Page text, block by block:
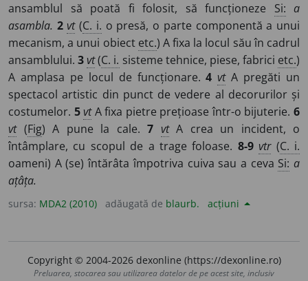
ansamblul să poată fi folosit, să funcționeze Si: a
asambla. 2 vt(C. i. o presă, o parte componentă a unui
mecanism, a unui obiect etc.) A fixa la locul său în cadrul
ansamblului.3vt(C. i. sisteme tehnice, piese, fabrici etc.)
A amplasa pe locul de funcționare.4 vtA pregăti un
spectacol artistic din punct de vedere al decorurilor și
costumelor. 5 vtA fixa pietre prețioase într-o bijuterie.6
vt(Fig) A pune la cale. 7 vtA crea un incident, o
întâmplare, cu scopul de a trage foloase. 8-9 vtr(C. i.
oameni) A (se) întărâta împotriva cuiva sau a ceva Si: a
ațâța.
sursa: MDA2 (2010) adăugată de blaurb. acțiuni
Copyright © 2004-2026 dexonline (https://dexonline.ro)
Preluarea, stocarea sau utilizarea datelor de pe acest site, inclusiv